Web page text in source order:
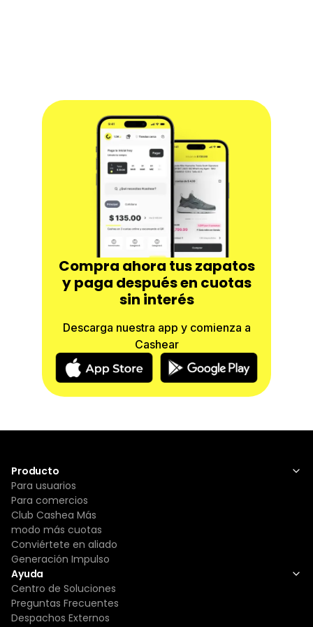
Compra ahora tus zapatos
y paga después en cuotas
sin interés
Descarga nuestra app y comienza a
Cashear
Producto
Para usuarios
Para comercios
Club Cashea Más
modo más cuotas
Conviértete en aliado
Generación Impulso
Ayuda
Centro de Soluciones
Preguntas Frecuentes
Despachos Externos